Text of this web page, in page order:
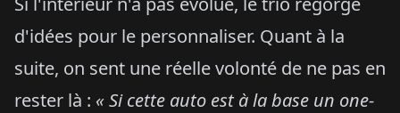
d'idées pour le personnaliser. Quant à la
suite, on sent une réelle volonté de ne pas en
rester là : « Si cette auto est à la base un one-